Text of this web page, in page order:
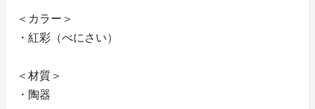
＜カラー＞
・紅彩（べにさい）
＜材質＞
・陶器